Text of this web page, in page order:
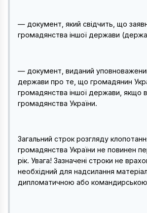
— документ, який свідчить, що
громадянства іншої держави
— документ, виданий
держави про те, що громадянин
громадянства іншої держави, якщо
громадянства України.
Загальний строк розгляду
громадянства України не повинен
рік. Увага! Зазначені строки не
необхідний для надсилання
дипломатичною або